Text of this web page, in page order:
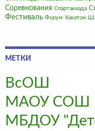
Соревнования Спартакиада
Фестиваль Форум Хакатон
МЕТКИ
ВсОШ
МАОУ СОШ
МБДОУ